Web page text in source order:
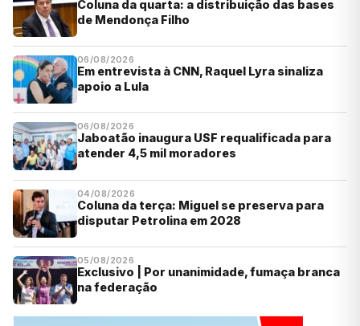
Coluna da quarta: a distribuição das bases
de Mendonça Filho
06/08/2026
Em entrevista à CNN, Raquel Lyra sinaliza
apoio a Lula
06/08/2026
Jaboatão inaugura USF requalificada para
atender 4,5 mil moradores
04/08/2026
Coluna da terça: Miguel se preserva para
disputar Petrolina em 2028
05/08/2026
Exclusivo | Por unanimidade, fumaça branca
na federação